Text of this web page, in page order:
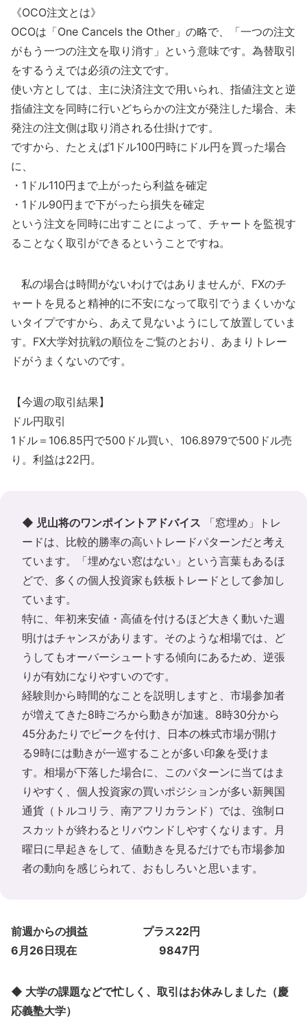
《OCO注文とは》
OCOは「One Cancels the Other」の略で、「一つの注文
がもう一つの注文を取り消す」という意味です。為替取引
をするうえでは必須の注文です。
使い方としては、主に決済注文で用いられ、指値注文と逆
指値注文を同時に行いどちらかの注文が発注した場合、未
発注の注文側は取り消される仕掛けです。
ですから、たとえば1ドル100円時にドル円を買った場合
に、
・1ドル110円まで上がったら利益を確定
・1ドル90円まで下がったら損失を確定
という注文を同時に出すことによって、チャートを監視す
ることなく取引ができるということですね。
私の場合は時間がないわけではありませんが、FXのチ
ャートを見ると精神的に不安になって取引でうまくいかな
いタイプですから、あえて見ないようにして放置していま
す。FX大学対抗戦の順位をご覧のとおり、あまりトレー
ドがうまくないのです。
【今週の取引結果】
ドル円取引
1ドル＝106.85円で500ドル買い、106.8979で500ドル売
り。利益は22円。
◆ 児山将のワンポイントアドバイス 「窓埋め」トレ
ードは、比較的勝率の高いトレードパターンだと考え
ています。「埋めない窓はない」という言葉もあるほ
どで、多くの個人投資家も鉄板トレードとして参加し
ています。
特に、年初来安値・高値を付けるほど大きく動いた週
明けはチャンスがあります。そのような相場では、ど
うしてもオーバーシュートする傾向にあるため、逆張
りが有効になりやすいのです。
経験則から時間的なことを説明しますと、市場参加者
が増えてきた8時ごろから動きが加速。8時30分から
45分あたりでピークを付け、日本の株式市場が開け
る9時には動きが一巡することが多い印象を受けま
す。相場が下落した場合に、このパターンに当てはま
りやすく、個人投資家の買いポジションが多い新興国
通貨（トルコリラ、南アフリカランド）では、強制ロ
スカットが終わるとリバウンドしやすくなります。月
曜日に早起きをして、値動きを見るだけでも市場参加
者の動向を感じられて、おもしろいと思います。
前週からの損益 プラス22円
6月26日現在 9847円
◆ 大学の課題などで忙しく、取引はお休みしました（慶
応義塾大学）